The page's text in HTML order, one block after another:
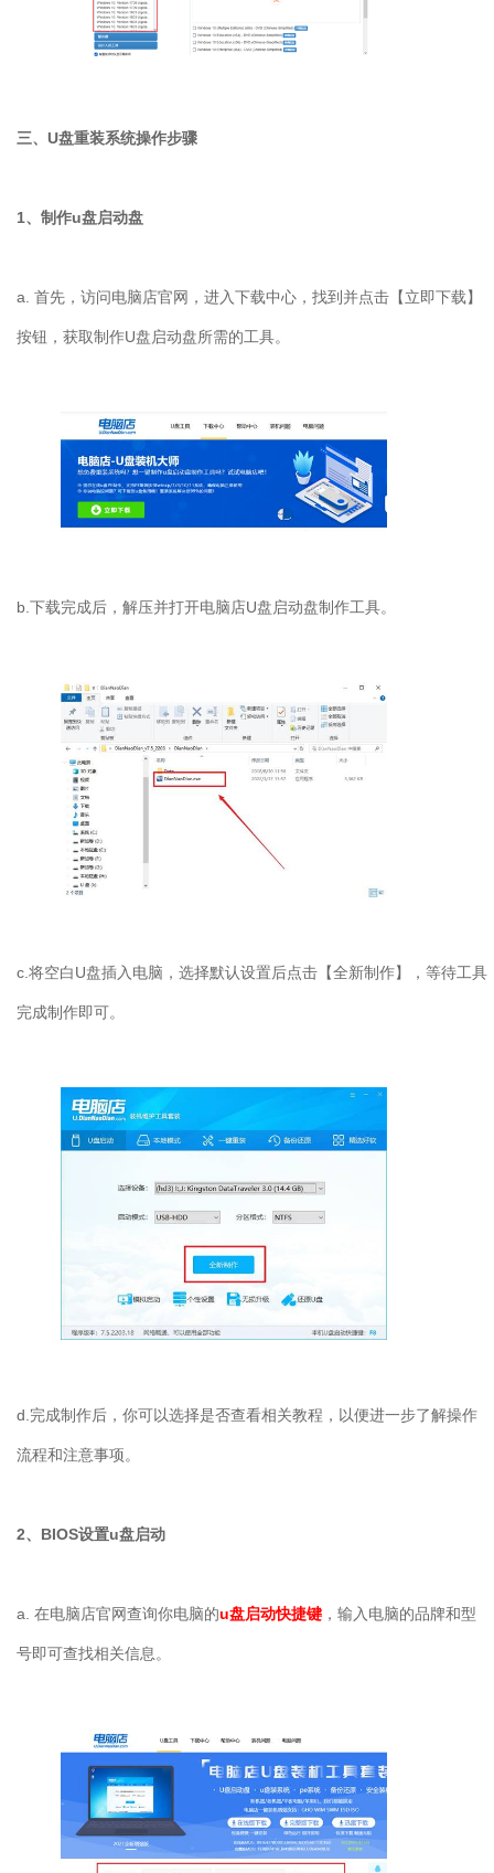
三、 U盘重装系统操作步骤
1、制作u盘启动盘
a. 首先，访问电脑店官网，进入下载中心，找到并点击【立即下载】
按钮，获取制作U盘启动盘所需的工具。
b. 下载完成后，解压并打开电脑店U盘启动盘制作工具。
c. 将空白U盘插入电脑，选择默认设置后点击【全新制作】，等待工具
完成制作即可。
d. 完成制作后，你可以选择是否查看相关教程，以便进一步了解操作
流程和注意事项。
2、 BIOS设置u盘启动
a. 在电脑店官网查询你电脑的u盘启动快捷键 ，输入电脑的品牌和型
号即可查找相关信息。